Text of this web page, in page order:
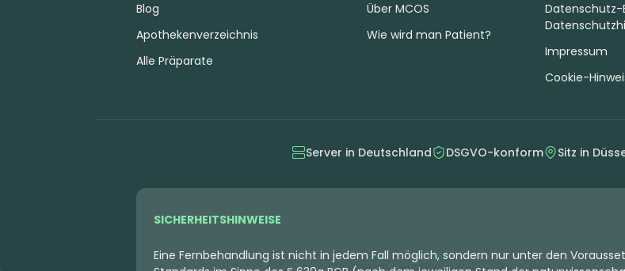
Blog
Apothekenverzeichnis
Alle Präparate
Über MCOS
Wie wird man Patient?
Impressum
Cookie-
Datenschutz-
Server in Deutschland DSGVO-konform Sitz in
SICHERHEITSHINWEISE
Eine Fernbehandlung ist nicht in jedem Fall möglich, sondern nur unter den